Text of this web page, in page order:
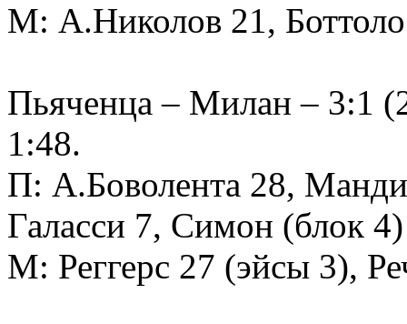
М: А.Николов 21,
Пьяченца – Милан – 3:1
1:48.
П: А.Боволента 28,
Галасси 7, Симон (блок
М: Реггерс 27 (эйсы 3),